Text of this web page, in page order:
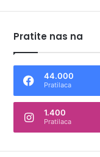
Pratite nas na
44.000
Pratilaca
1.400
Pratilaca